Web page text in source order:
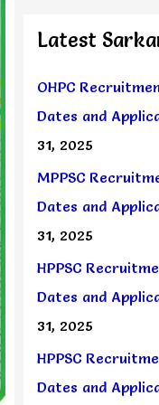
Latest
OHPC
Dates and
31, 2025
MPPSC
Dates and
31, 2025
HPPSC
Dates and
31, 2025
HPPSC
Dates and